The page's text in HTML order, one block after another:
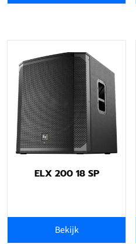
ELX 200 18 SP
Bekijk